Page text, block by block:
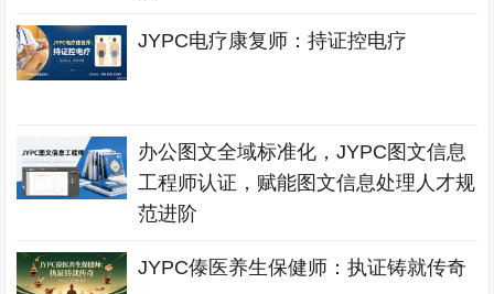
JYPC电疗康复师：持证控电疗
办公图文全域标准化，JYPC图文信息
工程师认证，赋能图文信息处理人才规
范进阶
JYPC傣医养生保健师：执证铸就传奇